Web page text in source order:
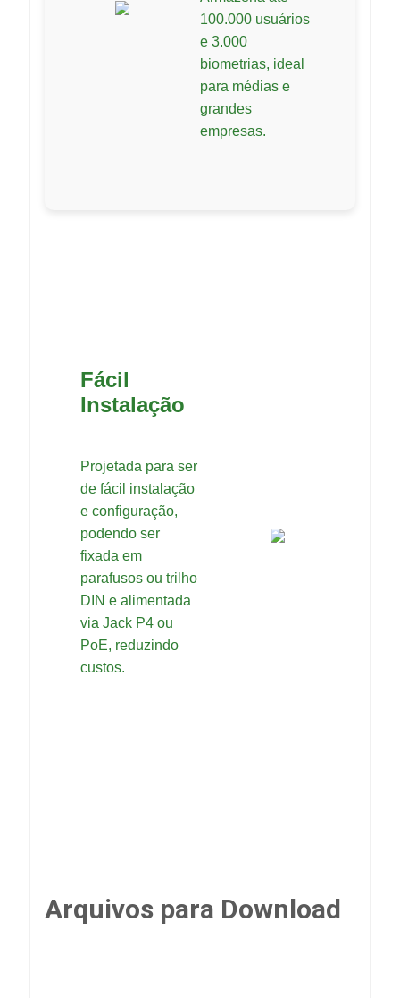
100.000 usuários
e 3.000
biometrias, ideal
para médias e
grandes
empresas.
Fácil
Instalação
Projetada para ser
de fácil instalação
e configuração,
podendo ser
fixada em
parafusos ou trilho
DIN e alimentada
via Jack P4 ou
PoE, reduzindo
custos.
Arquivos para Download